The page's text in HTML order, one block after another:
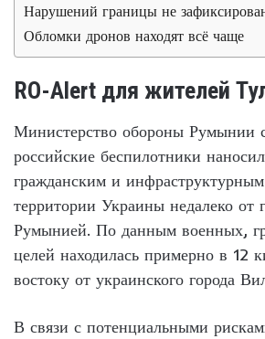
Нарушений границы не
Обломки дронов находят всё чаще
RO-Alert для жителей
Министерство обороны Румынии
российские беспилотники
гражданским и
территории Украины недалеко от
Румынией. По данным военных,
целей находилась примерно в 12
востоку от украинского города
В связи с потенциальными